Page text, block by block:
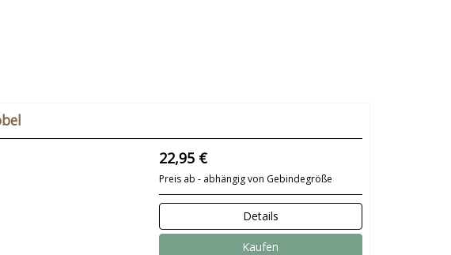
22,95 €
Preis ab - abhängig von Gebindegröße
Details
Kaufen